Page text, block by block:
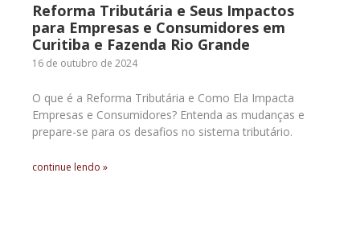
Reforma Tributária e Seus Impactos
para Empresas e Consumidores em
Curitiba e Fazenda Rio Grande
16 de outubro de 2024
O que é a Reforma Tributária e Como Ela Impacta
Empresas e Consumidores? Entenda as mudanças e
prepare-se para os desafios no sistema tributário.
continue lendo »